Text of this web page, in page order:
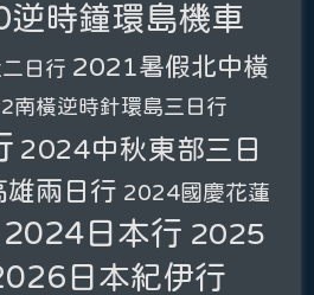
逆時鐘環島機車
日行 2021暑假北中橫
南橫逆時針環島三日行
2024中秋東部三日
兩日行 2024國慶花蓮
2024日本行 2025
日本紀伊行